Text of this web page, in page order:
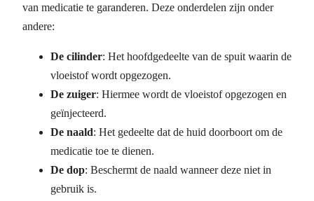
van medicatie te garanderen. Deze onderdelen zijn onder
andere:
De cilinder: Het hoofdgedeelte van de spuit waarin de
vloeistof wordt opgezogen.
De zuiger: Hiermee wordt de vloeistof opgezogen en
geïnjecteerd.
De naald: Het gedeelte dat de huid doorboort om de
medicatie toe te dienen.
De dop: Beschermt de naald wanneer deze niet in
gebruik is.